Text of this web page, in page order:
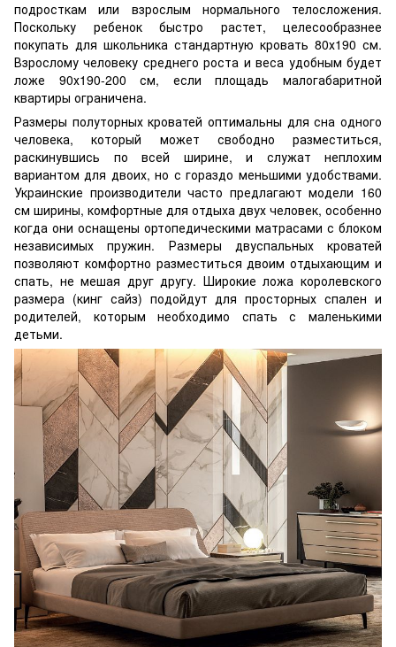
подросткам или взрослым нормального телосложения.
Поскольку ребенок быстро растет, целесообразнее
покупать для школьника стандартную кровать 80х190 см.
Взрослому человеку среднего роста и веса удобным будет
ложе 90х190-200 см, если площадь малогабаритной
квартиры ограничена.
Размеры полуторных кроватей оптимальны для сна одного
человека, который может свободно разместиться,
раскинувшись по всей ширине, и служат неплохим
вариантом для двоих, но с гораздо меньшими удобствами.
Украинские производители часто предлагают модели 160
см ширины, комфортные для отдыха двух человек, особенно
когда они оснащены ортопедическими матрасами с блоком
независимых пружин. Размеры двуспальных кроватей
позволяют комфортно разместиться двоим отдыхающим и
спать, не мешая друг другу. Широкие ложа королевского
размера (кинг сайз) подойдут для просторных спален и
родителей, которым необходимо спать с маленькими
детьми.